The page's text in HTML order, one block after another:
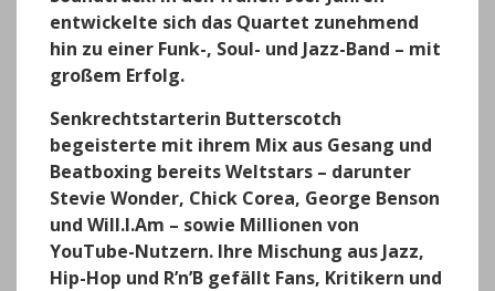
entwickelte sich das Quartet zunehmend
hin zu einer Funk-, Soul- und Jazz-Band – mit
großem Erfolg.
Senkrechtstarterin Butterscotch
begeisterte mit ihrem Mix aus Gesang und
Beatboxing bereits Weltstars – darunter
Stevie Wonder, Chick Corea, George Benson
und Will.I.Am – sowie Millionen von
YouTube-Nutzern. Ihre Mischung aus Jazz,
Hip-Hop und R’n’B gefällt Fans, Kritikern und